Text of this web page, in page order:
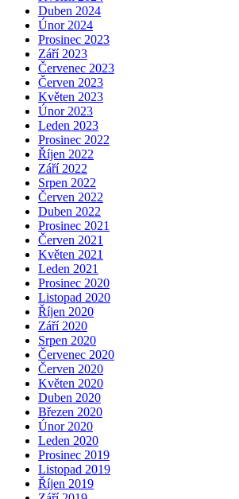
Duben 2024
Únor 2024
Prosinec 2023
Září 2023
Červenec 2023
Červen 2023
Květen 2023
Únor 2023
Leden 2023
Prosinec 2022
Říjen 2022
Září 2022
Srpen 2022
Červen 2022
Duben 2022
Prosinec 2021
Červen 2021
Květen 2021
Leden 2021
Prosinec 2020
Listopad 2020
Říjen 2020
Září 2020
Srpen 2020
Červenec 2020
Červen 2020
Květen 2020
Duben 2020
Březen 2020
Únor 2020
Leden 2020
Prosinec 2019
Listopad 2019
Říjen 2019